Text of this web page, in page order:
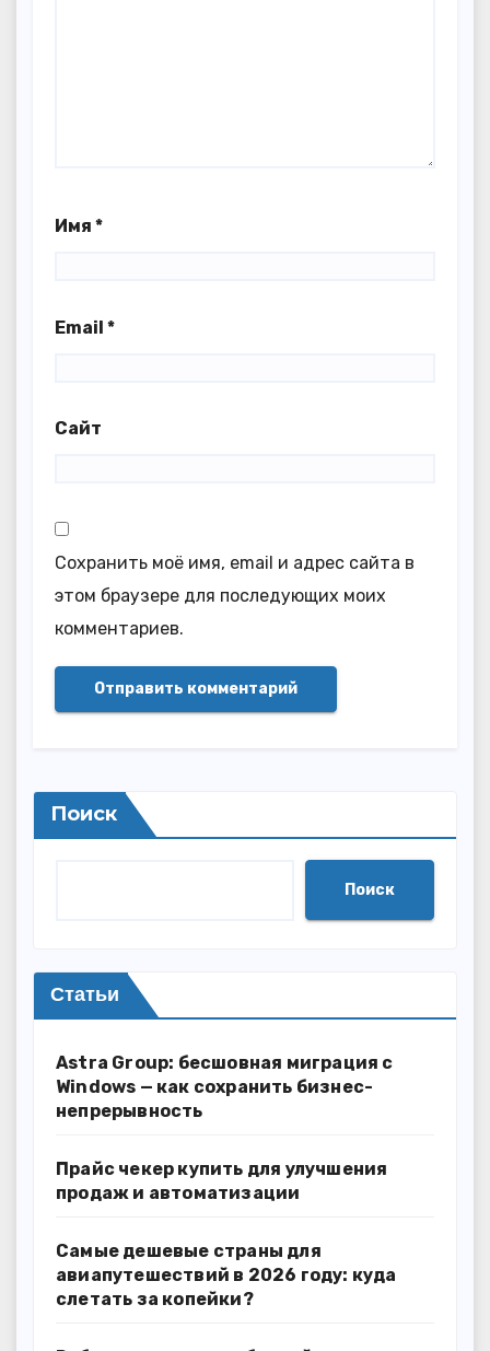
Имя *
Email *
Сайт
Сохранить моё имя, email и адрес сайта в
этом браузере для последующих моих
комментариев.
Поиск
Поиск
Статьи
Astra Group: бесшовная миграция с
Windows — как сохранить бизнес-
непрерывность
Прайс чекер купить для улучшения
продаж и автоматизации
Самые дешевые страны для
авиапутешествий в 2026 году: куда
слетать за копейки?